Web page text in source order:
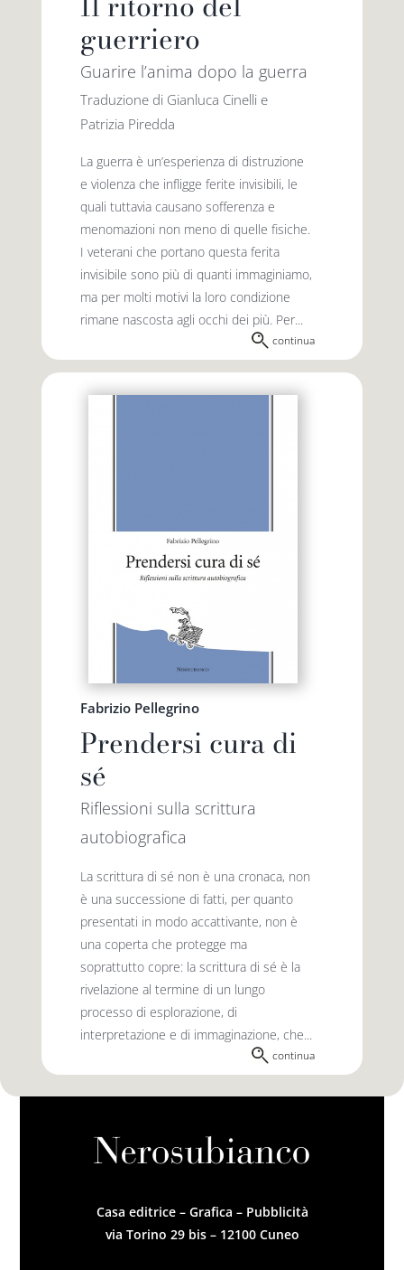
guerriero
Guarire l’anima dopo la guerra
Traduzione di Gianluca Cinelli e
Patrizia Piredda
La guerra è un’esperienza di distruzione
e violenza che infligge ferite invisibili, le
quali tuttavia causano sofferenza e
menomazioni non meno di quelle fisiche.
I veterani che portano questa ferita
invisibile sono più di quanti immaginiamo,
ma per molti motivi la loro condizione
rimane nascosta agli occhi dei più. Per...
continua
Fabrizio Pellegrino
Prendersi cura di
sé
Riflessioni sulla scrittura
autobiografica
La scrittura di sé non è una cronaca, non
è una successione di fatti, per quanto
presentati in modo accattivante, non è
una ­coperta che protegge ma
soprattutto copre: la scrittura di sé è la
rivelazione al termine di un lungo
processo di esplorazione, di
interpretazione e di immaginazione, che...
continua
Casa editrice – Grafica – Pubblicità
via Torino 29 bis – 12100 Cuneo